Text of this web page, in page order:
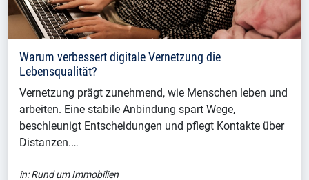
Warum verbessert digitale Vernetzung die
Lebensqualität?
Vernetzung prägt zunehmend, wie Menschen leben und
arbeiten. Eine stabile Anbindung spart Wege,
beschleunigt Entscheidungen und pflegt Kontakte über
Distanzen.…
in:Rund um Immobilien